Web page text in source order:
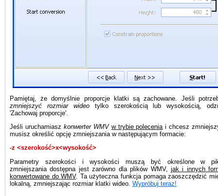
Pamiętaj, że domyślnie proporcje klatki są zachowane. Jeśli
zmniejszyć rozmiar wideotylko szerokością lub wysokością,
'Zachowaj proporcje'.
Jeśli uruchamiasz konwerter WMV w trybie polecenia i chcesz
musisz określić opcję zmniejszania w następującym formacie:
-z <szerokość>x<wysokość>
Parametry szerokości i wysokości muszą być określone w
zmniejszania dostępna jest zarówno dla plików WMV, jak i innych
konwertowane do WMV. Ta użyteczna funkcja pomaga zaoszczędzić
lokalną, zmniejszając rozmiar klatki wideo. Wypróbuj teraz!